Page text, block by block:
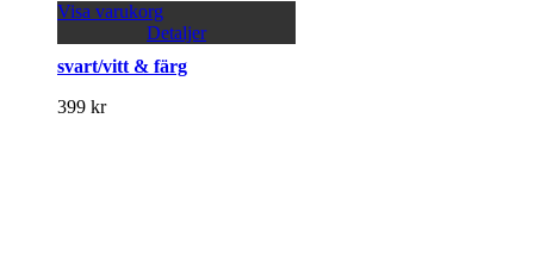
Visa varukorg
Detaljer
svart/vitt & färg
399 kr